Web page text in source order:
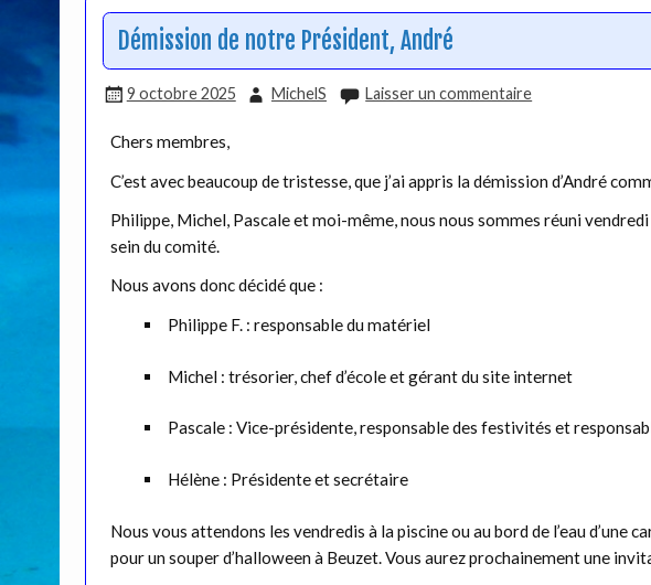
Démission de notre Président, André
9 octobre 2025 MichelS Laisser un commentaire
Chers membres,
C’est avec beaucoup de tristesse, que j’ai appris la démission d’André
Philippe, Michel, Pascale et moi-même, nous nous sommes réuni
sein du comité.
Nous avons donc décidé que :
Philippe F. : responsable du matériel
Michel : trésorier, chef d’école et gérant du site internet
Pascale : Vice-présidente, responsable des festivités et
Hélène : Présidente et secrétaire
Nous vous attendons les vendredis à la piscine ou au bord de l’eau d’une
pour un souper d’halloween à Beuzet. Vous aurez prochainement une